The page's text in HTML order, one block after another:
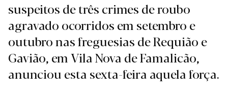
suspeitos de três crimes de roubo
agravado ocorridos em setembro e
outubro nas freguesias de Requião e
Gavião, em Vila Nova de Famalicão,
anunciou esta sexta-feira aquela força.